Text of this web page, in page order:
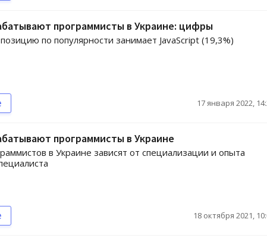
программисты в Украине: цифры
по популярности занимает JavaScript (19,3%)
17 января 2022,
программисты в Украине
в Украине зависят от специализации и опыта
18 октября 2021,